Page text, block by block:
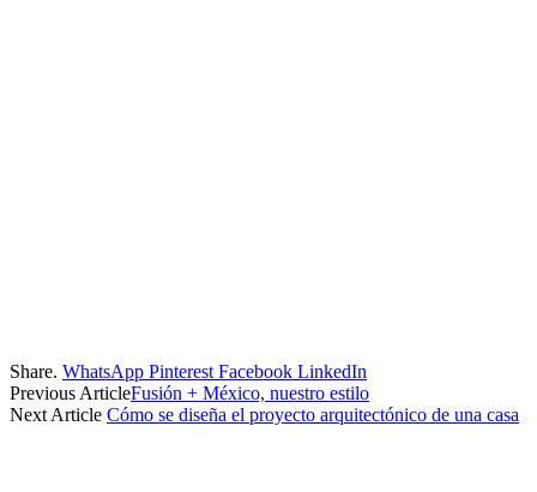
Share. WhatsApp Pinterest Facebook LinkedIn
Previous ArticleFusión + México, nuestro estilo
Next Article Cómo se diseña el proyecto arquitectónico de una casa